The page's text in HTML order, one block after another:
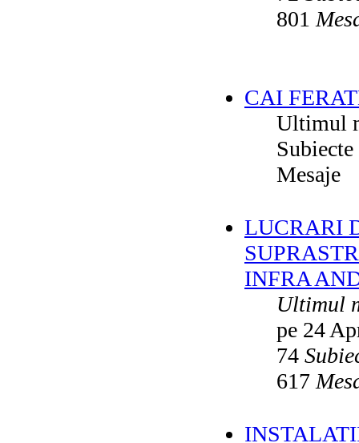
801
CAI
Ultimul
Subiecte
Mesaje
LUCRARI
INFRA
Ultimul
pe 24
74
617